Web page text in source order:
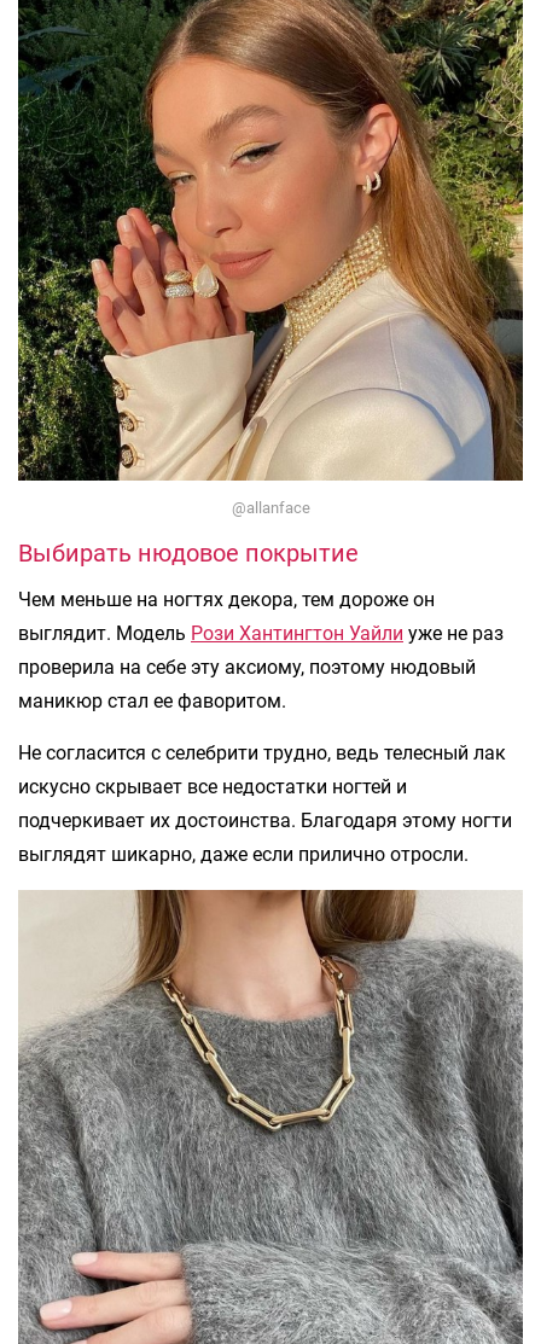
@allanface
Выбирать нюдовое покрытие
Чем меньше на ногтях декора, тем дороже он
выглядит. Модель Рози Хантингтон Уайли уже не раз
проверила на себе эту аксиому, поэтому нюдовый
маникюр стал ее фаворитом.
Не согласится с селебрити трудно, ведь телесный лак
искусно скрывает все недостатки ногтей и
подчеркивает их достоинства. Благодаря этому ногти
выглядят шикарно, даже если прилично отросли.